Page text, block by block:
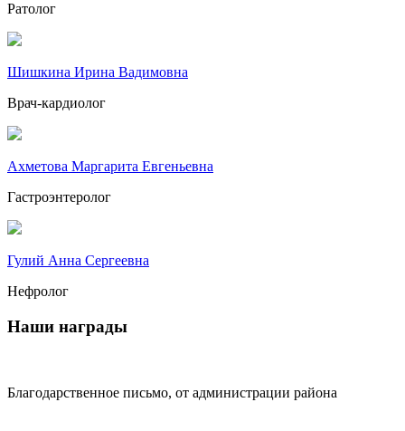
Ратолог
Шишкина Ирина Вадимовна
Врач-кардиолог
Ахметова Маргарита Евгеньевна
Гастроэнтеролог
Гулий Анна Сергеевна
Нефролог
Наши награды
Благодарственное письмо, от администрации района